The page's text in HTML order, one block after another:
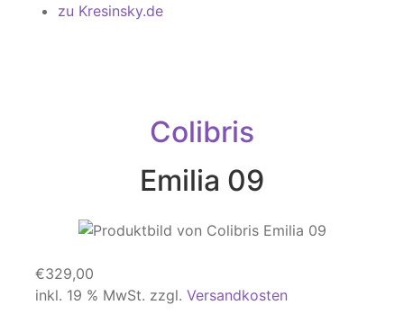
zu Kresinsky.de
Colibris
Emilia 09
€329,00
inkl. 19 % MwSt. zzgl. Versandkosten